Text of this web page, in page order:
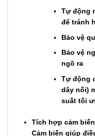
Tự động
để tránh
Bảo vệ
Bảo vệ
ngõ ra
Tự động
dây nối)
suất tốiư
Tích hợp cảm biế
Cảm biến giúpđiề